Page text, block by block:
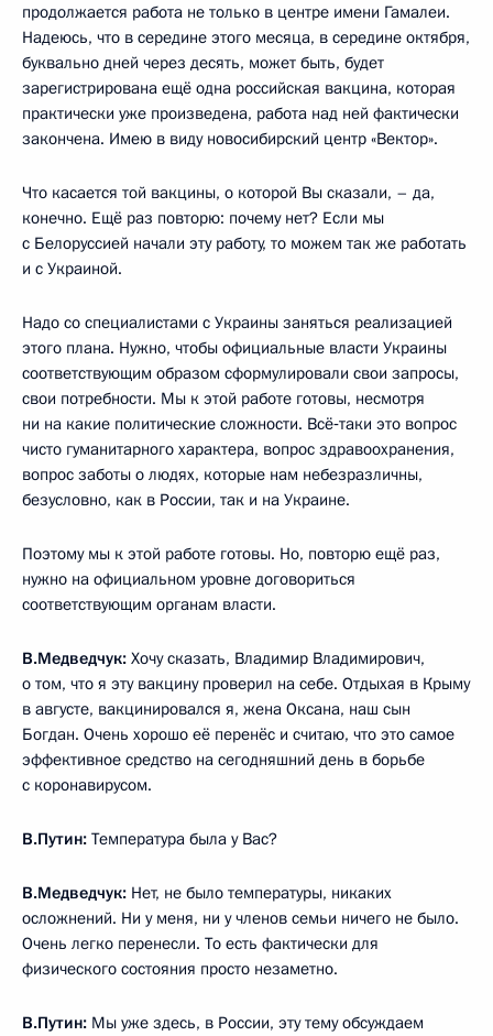
продолжается работа не только в центре имени Гамалеи.
Надеюсь, что в середине этого месяца, в середине октября,
буквально дней через десять, может быть, будет
зарегистрирована ещё одна российская вакцина, которая
практически уже произведена, работа над ней фактически
закончена. Имею в виду новосибирский центр «Вектор».
Что касается той вакцины, о которой Вы сказали, – да,
конечно. Ещё раз повторю: почему нет? Если мы
с Белоруссией начали эту работу, то можем так же работать
и с Украиной.
Надо со специалистами с Украины заняться реализацией
этого плана. Нужно, чтобы официальные власти Украины
соответствующим образом сформулировали свои запросы,
свои потребности. Мы к этой работе готовы, несмотря
ни на какие политические сложности. Всё‑таки это вопрос
чисто гуманитарного характера, вопрос здравоохранения,
вопрос заботы о людях, которые нам небезразличны,
безусловно, как в России, так и на Украине.
Поэтому мы к этой работе готовы. Но, повторю ещё раз,
нужно на официальном уровне договориться
соответствующим органам власти.
В.Медведчук: Хочу сказать, Владимир Владимирович,
о том, что я эту вакцину проверил на себе. Отдыхая в Крыму
в августе, вакцинировался я, жена Оксана, наш сын
Богдан. Очень хорошо её перенёс и считаю, что это самое
эффективное средство на сегодняшний день в борьбе
с коронавирусом.
В.Путин: Температура была у Вас?
В.Медведчук: Нет, не было температуры, никаких
осложнений. Ни у меня, ни у членов семьи ничего не было.
Очень легко перенесли. То есть фактически для
физического состояния просто незаметно.
В.Путин: Мы уже здесь, в России, эту тему обсуждаем